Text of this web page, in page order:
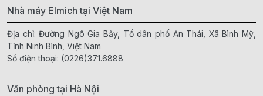
Nhà máy Elmich tại Việt Nam
Địa chỉ: Đường Ngô Gia Bảy, Tổ dân phố An Thái, Xã Bình Mỹ,
Tỉnh Ninh Bình, Việt Nam
Số điện thoại: (0226)371.6888
Văn phòng tại Hà Nội